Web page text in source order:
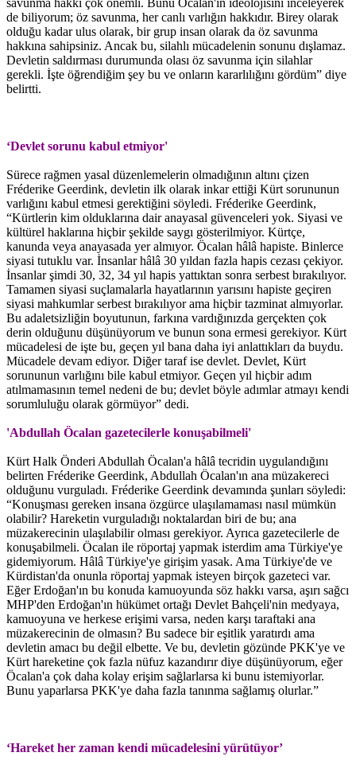
de biliyorum; öz savunma, her canlı varlığın hakkıdır. Birey olarak
olduğu kadar ulus olarak, bir grup insan olarak da öz savunma
hakkına sahipsiniz. Ancak bu, silahlı mücadelenin sonunu dışlamaz.
Devletin saldırması durumunda olası öz savunma için silahlar
gerekli. İşte öğrendiğim şey bu ve onların kararlılığını gördüm” diye
belirtti.
‘Devlet sorunu kabul etmiyor'
Sürece rağmen yasal düzenlemelerin olmadığının altını çizen
Fréderike Geerdink, devletin ilk olarak inkar ettiği Kürt sorununun
varlığını kabul etmesi gerektiğini söyledi. Fréderike Geerdink,
“Kürtlerin kim olduklarına dair anayasal güvenceleri yok. Siyasi ve
kültürel haklarına hiçbir şekilde saygı gösterilmiyor. Kürtçe,
kanunda veya anayasada yer almıyor. Öcalan hâlâ hapiste. Binlerce
siyasi tutuklu var. İnsanlar hâlâ 30 yıldan fazla hapis cezası çekiyor.
İnsanlar şimdi 30, 32, 34 yıl hapis yattıktan sonra serbest bırakılıyor.
Tamamen siyasi suçlamalarla hayatlarının yarısını hapiste geçiren
siyasi mahkumlar serbest bırakılıyor ama hiçbir tazminat almıyorlar.
Bu adaletsizliğin boyutunun, farkına vardığınızda gerçekten çok
derin olduğunu düşünüyorum ve bunun sona ermesi gerekiyor. Kürt
mücadelesi de işte bu, geçen yıl bana daha iyi anlattıkları da buydu.
Mücadele devam ediyor. Diğer taraf ise devlet. Devlet, Kürt
sorununun varlığını bile kabul etmiyor. Geçen yıl hiçbir adım
atılmamasının temel nedeni de bu; devlet böyle adımlar atmayı kendi
sorumluluğu olarak görmüyor” dedi.
'Abdullah Öcalan gazetecilerle konuşabilmeli'
Kürt Halk Önderi Abdullah Öcalan'a hâlâ tecridin uygulandığını
belirten Fréderike Geerdink, Abdullah Öcalan'ın ana müzakereci
olduğunu vurguladı. Fréderike Geerdink devamında şunları söyledi:
“Konuşması gereken insana özgürce ulaşılamaması nasıl mümkün
olabilir? Hareketin vurguladığı noktalardan biri de bu; ana
müzakerecinin ulaşılabilir olması gerekiyor. Ayrıca gazetecilerle de
konuşabilmeli. Öcalan ile röportaj yapmak isterdim ama Türkiye'ye
gidemiyorum. Hâlâ Türkiye'ye girişim yasak. Ama Türkiye'de ve
Kürdistan'da onunla röportaj yapmak isteyen birçok gazeteci var.
Eğer Erdoğan'ın bu konuda kamuoyunda söz hakkı varsa, aşırı sağcı
MHP'den Erdoğan'ın hükümet ortağı Devlet Bahçeli'nin medyaya,
kamuoyuna ve herkese erişimi varsa, neden karşı taraftaki ana
müzakerecinin de olmasın? Bu sadece bir eşitlik yaratırdı ama
devletin amacı bu değil elbette. Ve bu, devletin gözünde PKK'ye ve
Kürt hareketine çok fazla nüfuz kazandırır diye düşünüyorum, eğer
Öcalan'a çok daha kolay erişim sağlarlarsa ki bunu istemiyorlar.
Bunu yaparlarsa PKK'ye daha fazla tanınma sağlamış olurlar.”
‘Hareket her zaman kendi mücadelesini yürütüyor’